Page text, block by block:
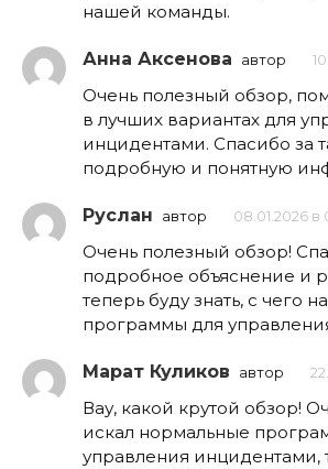
нашей команды.
Анна Аксенова автор
Очень полезный обзор,
в лучших вариантах для
инцидентами. Спасибо за
подробную и понятную
Руслан автор 08.01.2026 в
Очень полезный обзор!
подробное объяснение и
теперь буду знать, с чего
программы для
Марат Куликов автор
Вау, какой крутой обзор!
искал нормальные
управления инцидентами,